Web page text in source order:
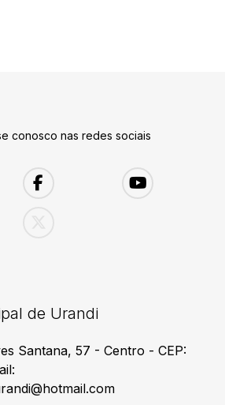
conosco nas redes sociais
de Urandi
Santana, 57 - Centro - CEP: